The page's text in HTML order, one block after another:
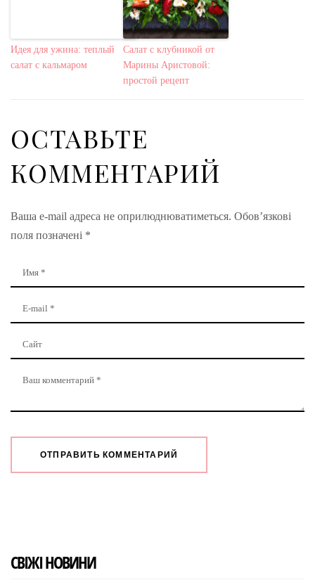
Идея для ужина: теплый
салат с кальмаром
Салат с клубникой от
Марины Аристовой:
простой рецепт
ОСТАВЬТЕ
КОММЕНТАРИЙ
Ваша e-mail адреса не оприлюднюватиметься. Обов’язкові
поля позначені *
СВІЖІ НОВИНИ